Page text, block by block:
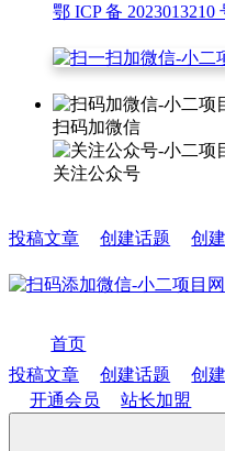
鄂 ICP 备 2023013210
扫码加微信
关注公众号
投稿文章 创建话题 创
首页
投稿文章
创建话题 创
开通会员
站长加盟